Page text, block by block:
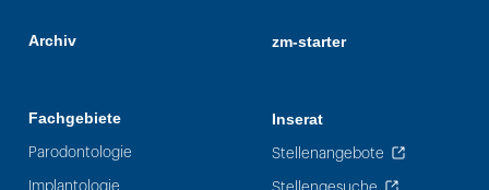
Archiv
Fachgebiete
Parodontologie
Implantologie
zm-starter
Inserat
Stellenangebote
Stellengesuche